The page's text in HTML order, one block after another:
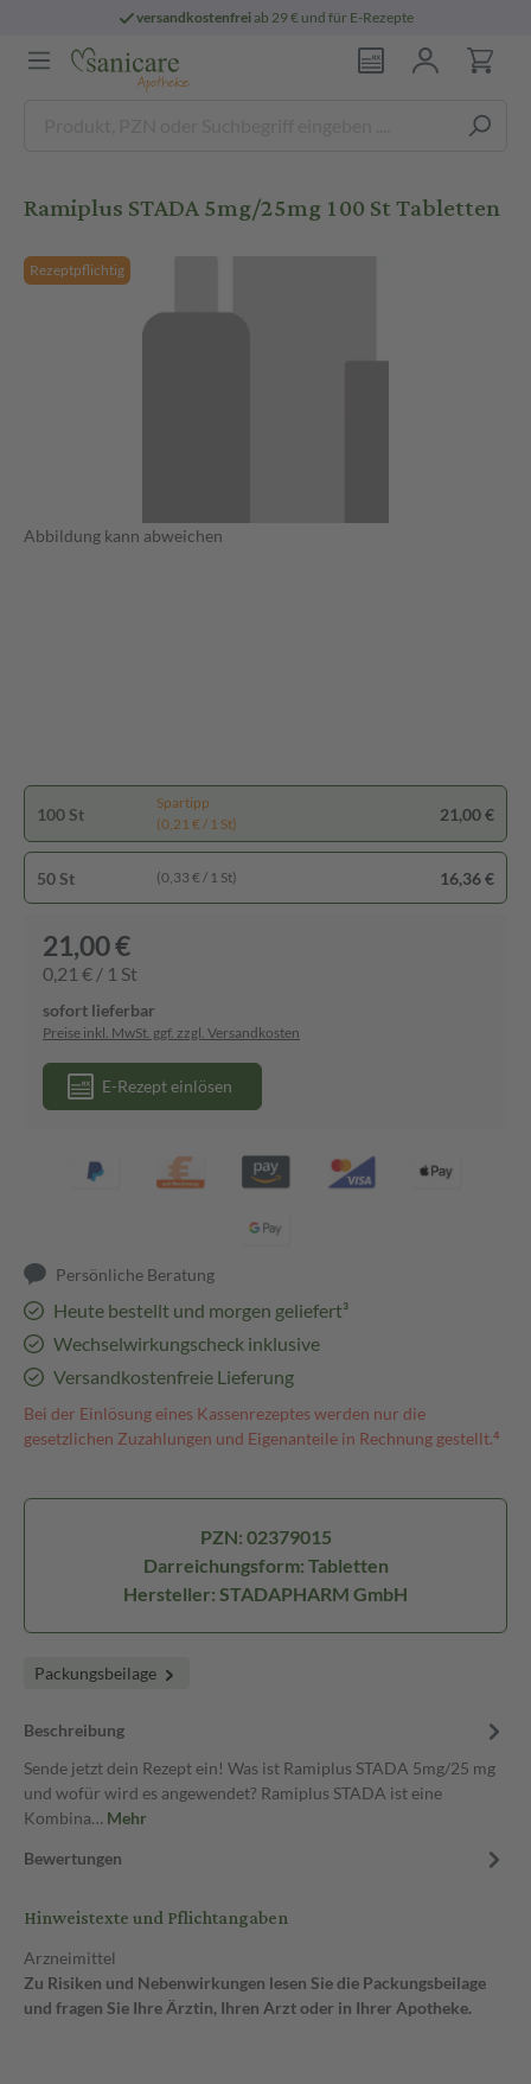
versandkostenfreiab 29 € und für E-Rezepte
Ramiplus STADA 5mg/25mg 100 St Tabletten
Rezeptpflichtig
Abbildung kann abweichen
100 St
Spartipp
(0,21 € / 1 St)
21,00 €
50 St (0,33 € / 1 St) 16,36 €
21,00 €
0,21 € / 1 St
sofort lieferbar
Preise inkl. MwSt. ggf. zzgl. Versandkosten
E-Rezept einlösen
Persönliche Beratung
Heute bestellt und morgen geliefert³
Wechselwirkungscheck inklusive
Versandkostenfreie Lieferung
Bei der Einlösung eines Kassenrezeptes werden nur die
gesetzlichen Zuzahlungen und Eigenanteile in Rechnung gestellt.⁴
PZN: 02379015
Darreichungsform: Tabletten
Hersteller: STADAPHARM GmbH
Packungsbeilage
Beschreibung
Sende jetzt dein Rezept ein! Was ist Ramiplus STADA 5mg/25 mg
und wofür wird es angewendet? Ramiplus STADA ist eine
Kombina… Mehr
Bewertungen
Hinweistexte und Pflichtangaben
Arzneimittel
Zu Risiken und Nebenwirkungen lesen Sie die Packungsbeilage
und fragen Sie Ihre Ärztin, Ihren Arzt oder in Ihrer Apotheke.